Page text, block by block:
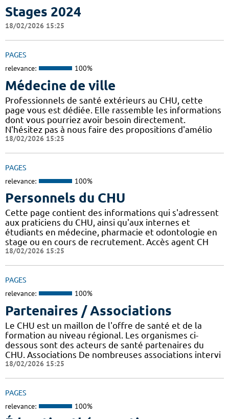
Stages 2024
18/02/2026 15:25
PAGES
relevance: 100%
Médecine de ville
Professionnels de santé extérieurs au CHU, cette
page vous est dédiée. Elle rassemble les informations
dont vous pourriez avoir besoin directement.
N'hésitez pas à nous faire des propositions d'amélio
18/02/2026 15:25
PAGES
relevance: 100%
Personnels du CHU
Cette page contient des informations qui s'adressent
aux praticiens du CHU, ainsi qu'aux internes et
étudiants en médecine, pharmacie et odontologie en
stage ou en cours de recrutement. Accès agent CH
18/02/2026 15:25
PAGES
relevance: 100%
Partenaires / Associations
Le CHU est un maillon de l'offre de santé et de la
formation au niveau régional. Les organismes ci-
dessous sont des acteurs de santé partenaires du
CHU. Associations De nombreuses associations intervi
18/02/2026 15:25
PAGES
relevance: 100%